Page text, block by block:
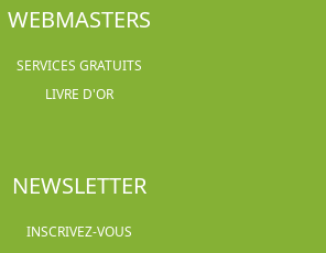
WEBMASTERS
SERVICES GRATUITS
LIVRE D'OR
NEWSLETTER
INSCRIVEZ-VOUS